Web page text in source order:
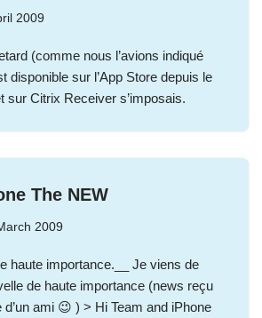
2009
(comme nous l’avions indiqué
disponible sur l’App Store depuis le
sur Citrix Receiver s’imposais.
The NEW
2009
haute importance.__ Je viens de
de haute importance (news reçu
d’un ami 😉 ) > Hi Team and iPhone